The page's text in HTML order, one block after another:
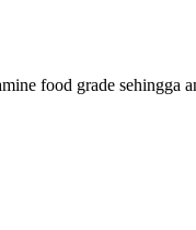
food grade sehingga